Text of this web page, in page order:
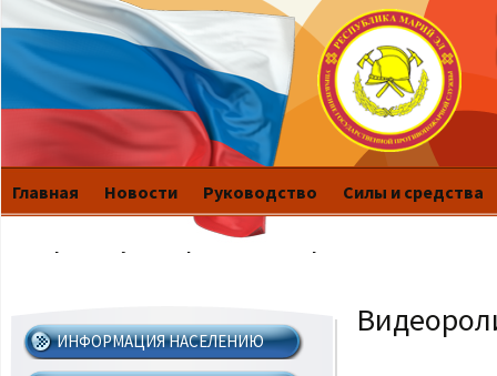
Главная Новости Руководство Силы и средства
Это интересно
advance
arrows to
ИНФОРМАЦИЯ НАСЕЛЕНИЮ